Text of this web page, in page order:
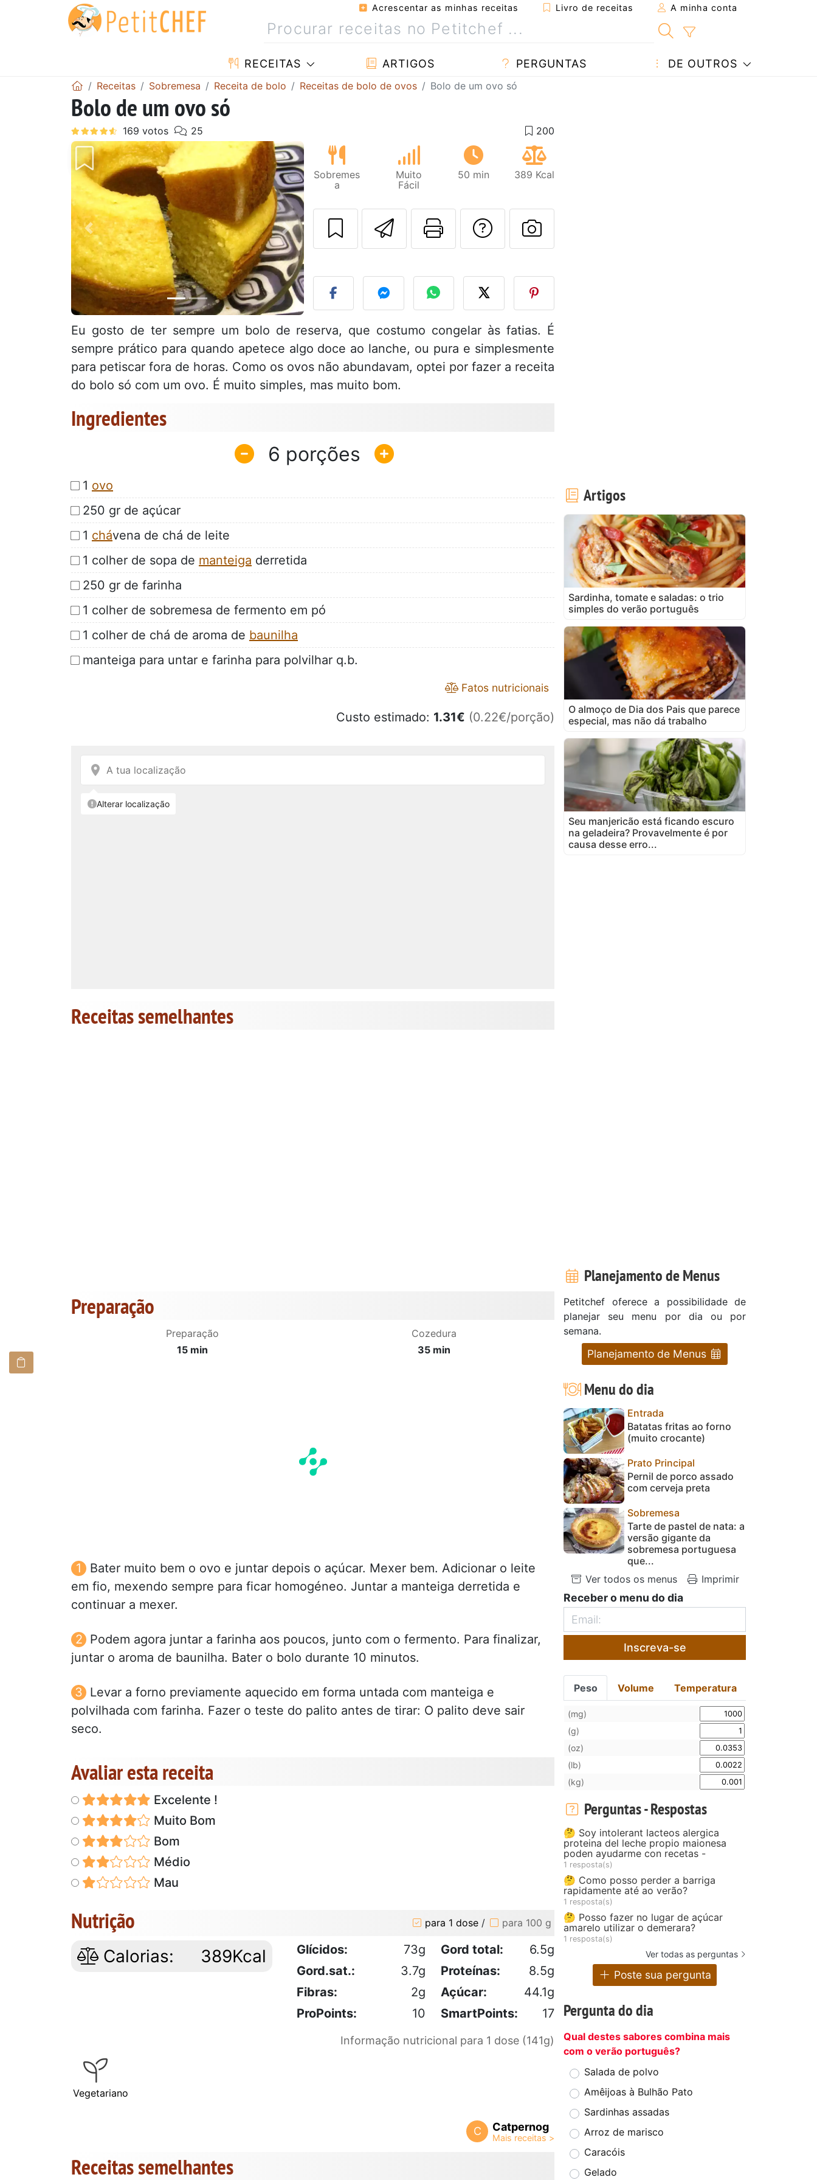
Acrescentar as minhas receitas Livro de receitas A minha conta
RECEITAS ARTIGOS PERGUNTAS DE OUTROS
Receitas Sobremesa Receita de bolo Receitas de bolo de ovos Bolo de um ovo só
Bolo de um ovo só
Anterior Next
Sobremes
a
Muito
Fácil
50 min 389 Kcal
Enviar esta receita a um amigo
Imprima esta página
Falar com o autor da receita
Fez esta receita? Compartilhe
Eu gosto de ter sempre um bolo de reserva, que costumo congelar às fatias. É
sempre prático para quando apetece algo doce ao lanche, ou pura e simplesmente
para petiscar fora de horas. Como os ovos não abundavam, optei por fazer a receita
do bolo só com um ovo. É muito simples, mas muito bom.
Ingredientes
6
1 ovo
250 gr de açúcar
1 chávena de chá de leite
1 colher de sopa de manteiga derretida
250 gr de farinha
1 colher de sobremesa de fermento em pó
1 colher de chá de aroma de baunilha
manteiga para untar e farinha para polvilhar q.b.
Fatos nutricionais
Custo estimado: 1.31€ (0.22€/porção)
Receitas semelhantes
Preparação
Preparação
15 min
Cozedura
35 min
Bater muito bem o ovo e juntar depois o açúcar. Mexer bem. Adicionar o leite
em fio, mexendo sempre para ficar homogéneo. Juntar a manteiga derretida e
continuar a mexer.
Podem agora juntar a farinha aos poucos, junto com o fermento. Para finalizar,
juntar o aroma de baunilha. Bater o bolo durante 10 minutos.
Levar a forno previamente aquecido em forma untada com manteiga e
polvilhada com farinha. Fazer o teste do palito antes de tirar: O palito deve sair
seco.
Avaliar esta receita
Excelente !
Muito Bom
Bom
Médio
Mau
Nutrição para 1 dose / para 100 g
Calorias: 389Kcal Glícidos: 73g Gord total:
6.5g
Gord.sat.:
3.7g Proteínas:
8.5g
Fibras:
2g Açúcar:
44.1g
ProPoints:
10 SmartPoints: 17
Informação nutricional para 1 dose (141g)
Vegetariano
C Catpernog
Receitas semelhantes
Artigos
Sardinha, tomate e saladas: o trio
simples do verão português
O almoço de Dia dos Pais que parece
especial, mas não dá trabalho
Seu manjericão está ficando escuro
na geladeira? Provavelmente é por
causa desse erro...
Planejamento de Menus
Petitchef oferece a possibilidade de
planejar seu menu por dia ou por
semana.
Planejamento de Menus
Menu do dia
Entrada
Batatas fritas ao forno
(muito crocante)
Prato Principal
Pernil de porco assado
com cerveja preta
Sobremesa
Tarte de pastel de nata: a
versão gigante da
sobremesa portuguesa
que...
Ver todos os menus
Imprimir
Receber o menu do dia
Inscreva-se
Peso Volume Temperatura
(mg)
(g)
(oz)
(lb)
(kg)
Perguntas - Respostas
🤔 Soy intolerant lacteos alergica
proteina del leche propio maionesa
poden ayudarme con recetas -
1 resposta(s)
🤔 Como posso perder a barriga
rapidamente até ao verão?
1 resposta(s)
🤔 Posso fazer no lugar de açúcar
amarelo utilizar o demerara?
1 resposta(s)
Ver todas as perguntas
Poste sua pergunta
Pergunta do dia
Qual destes sabores combina mais
com o verão português?
Salada de polvo
Amêijoas à Bulhão Pato
Sardinhas assadas
Arroz de marisco
Caracóis
Gelado